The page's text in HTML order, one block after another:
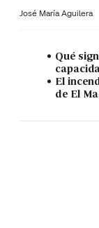
José María Aguilera
Qué
El
de El